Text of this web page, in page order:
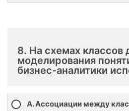
8. На схемах классов
моделирования
бизнес-аналитики
А. Ассоциации между